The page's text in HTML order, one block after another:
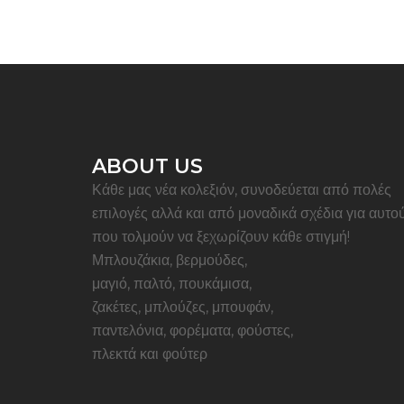
ABOUT US
Κάθε μας νέα κολεξιόν, συνοδεύεται από πολές
επιλογές αλλά και από μοναδικά σχέδια για
που τολμούν να ξεχωρίζουν κάθε στιγμή!
Μπλουζάκια, βερμούδες,
μαγιό, παλτό, πουκάμισα,
ζακέτες, μπλούζες, μπουφάν,
παντελόνια, φορέματα, φούστες,
πλεκτά και φούτερ